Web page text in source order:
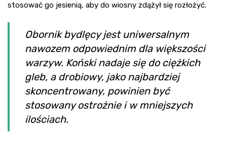
stosować go jesienią, aby do wiosny zdążył się rozłożyć.
Obornik bydlęcy jest uniwersalnym
nawozem odpowiednim dla większości
warzyw. Koński nadaje się do ciężkich
gleb, a drobiowy, jako najbardziej
skoncentrowany, powinien być
stosowany ostrożnie i w mniejszych
ilościach.